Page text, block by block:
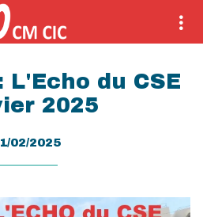
L'Echo du CSE
2025
02/2025